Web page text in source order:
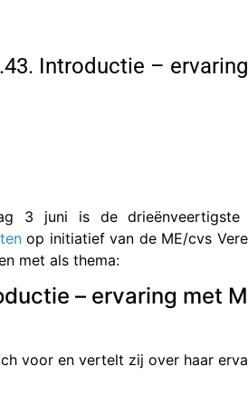
Introductie –
3 juni is de
op initiatief van de ME/cvs
met als thema:
– ervaring met
voor en vertelt zij over haar